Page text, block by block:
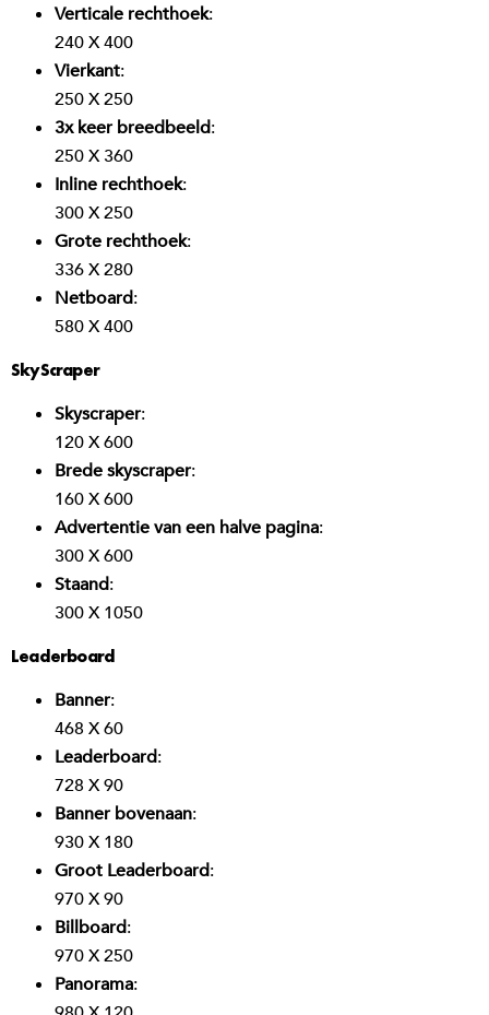
Verticale rechthoek:
240 X 400
Vierkant:
250 X 250
3x keer breedbeeld:
250 X 360
Inline rechthoek:
300 X 250
Grote rechthoek:
336 X 280
Netboard:
580 X 400
SkyScraper
Skyscraper:
120 X 600
Brede skyscraper:
160 X 600
Advertentie van een halve pagina:
300 X 600
Staand:
300 X 1050
Leaderboard
Banner:
468 X 60
Leaderboard:
728 X 90
Banner bovenaan:
930 X 180
Groot Leaderboard:
970 X 90
Billboard:
970 X 250
Panorama: